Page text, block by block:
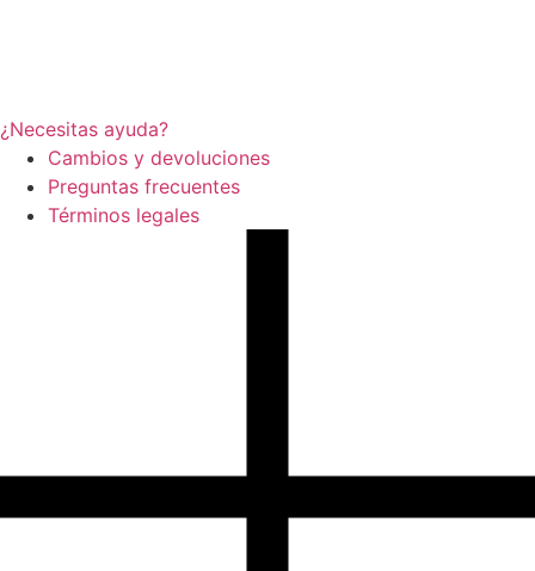
¿Necesitas ayuda?
Cambios y devoluciones
Preguntas frecuentes
Términos legales